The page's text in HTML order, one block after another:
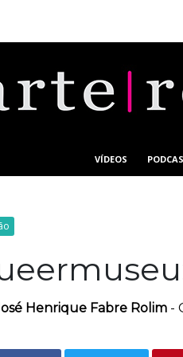
VÍDEOS
Henrique Fabre Rolim -